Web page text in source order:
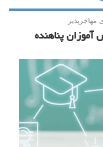
مهاجرپذیر
پناهنده